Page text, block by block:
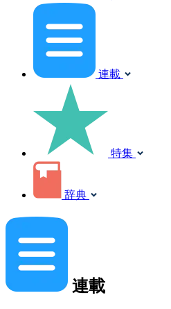
連載
特集
辞典
連載